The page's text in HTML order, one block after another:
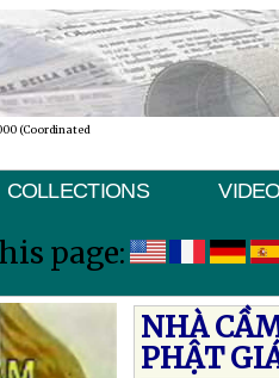
(Coordinated
COLLECTIONS
page:
NHÀ
PHẬT